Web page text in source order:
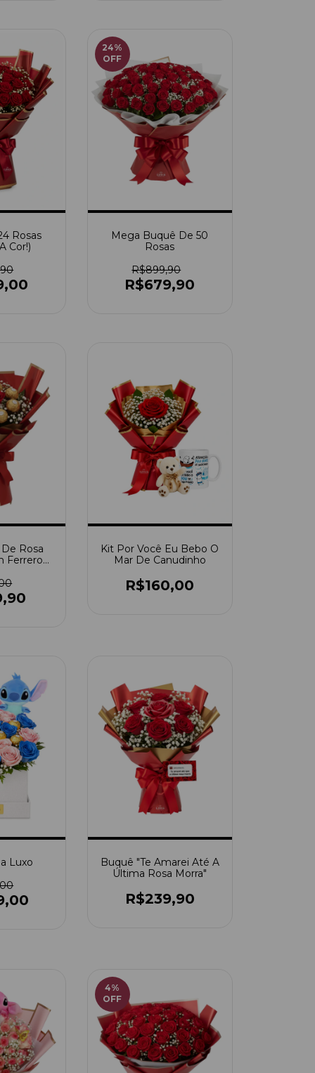
Rosas
Cor!)
24%
OFF
Mega Buquê De 50
Rosas
R$899,90
R$679,90
Rosa
Ferrero
Kit Por Você Eu Bebo O
Mar De Canudinho
R$160,00
Luxo
Buquê "Te Amarei Até A
Última Rosa Morra"
R$239,90
4%
OFF